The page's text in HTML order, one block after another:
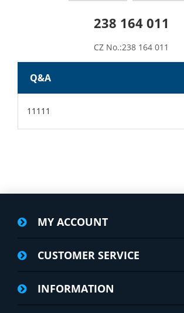
238 164 011
CZ No.:238 164 011
Q&A
11111
MY ACCOUNT
CUSTOMER SERVICE
INFORMATION